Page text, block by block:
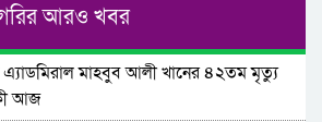
আরও খবর
এ্যাডমিরাল মাহবুব আলী খানের ৪২তম মৃত্যু
আজ